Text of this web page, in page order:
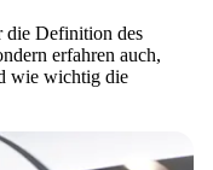
die Definition des
erfahren auch,
wie wichtig die